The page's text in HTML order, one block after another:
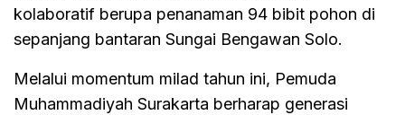
kolaboratif berupa penanaman 94 bibit pohon di
sepanjang bantaran Sungai Bengawan Solo.
Melalui momentum milad tahun ini, Pemuda
Muhammadiyah Surakarta berharap generasi